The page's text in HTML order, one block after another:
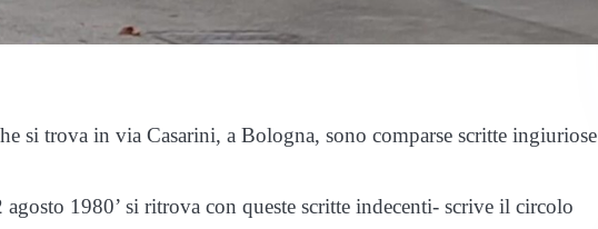
si trova in via Casarini, a Bologna, sono comparse scritte ingiuriose
1980’ si ritrova con queste scritte indecenti- scrive il circolo